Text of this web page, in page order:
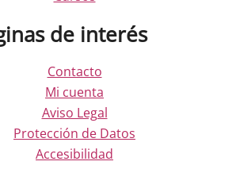
de interés
Contacto
Mi cuenta
Aviso Legal
Protección de Datos
Accesibilidad